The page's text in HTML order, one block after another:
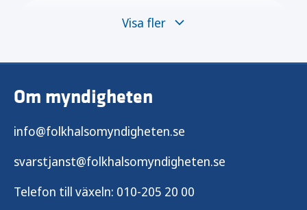
Tandvården bidrar till minskad
Visa fler
Om myndigheten
info@folkhalsomyndigheten.se
svarstjanst@folkhalsomyndigheten.se
Telefon till växeln: 010-205 20 00